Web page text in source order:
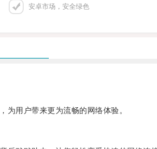
安卓市场，安全绿色
用户带来更为流畅的网络体验。